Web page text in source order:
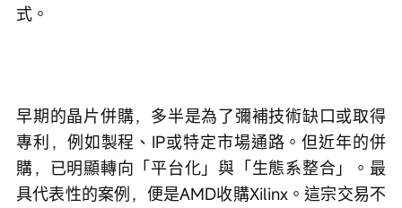
式。
早期的晶片併購，多半是為了彌補技術缺口或取得
專利，例如製程、IP或特定市場通路。但近年的併
購，已明顯轉向「平台化」與「生態系整合」。最
具代表性的案例，便是AMD收購Xilinx。這宗交易不